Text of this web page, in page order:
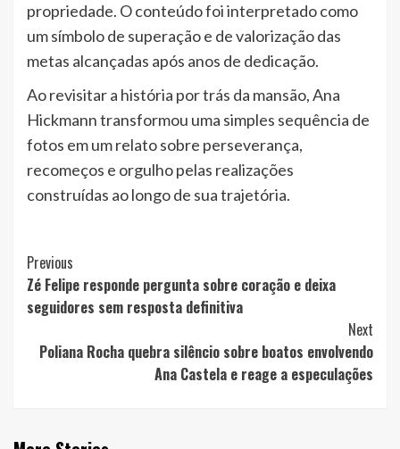
propriedade. O conteúdo foi interpretado como
um símbolo de superação e de valorização das
metas alcançadas após anos de dedicação.
Ao revisitar a história por trás da mansão, Ana
Hickmann transformou uma simples sequência de
fotos em um relato sobre perseverança,
recomeços e orgulho pelas realizações
construídas ao longo de sua trajetória.
Post
Navigation
Previous
Zé Felipe responde pergunta sobre coração e deixa
seguidores sem resposta definitiva
Next
Poliana Rocha quebra silêncio sobre boatos envolvendo
Ana Castela e reage a especulações